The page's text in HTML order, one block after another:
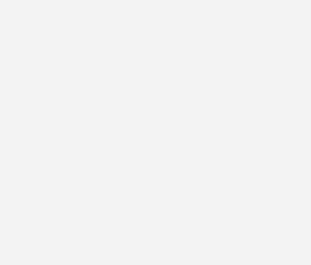
Schneideskizze
Sie Schneideskizzen für
deren Einsatz systematisch.
über Geometrie und
und automatisch auf verfügbare
werden. Dabei werden Einzel- und
ermittelt. Die Verwaltung
in den Projektstammdaten. Mit
eine nachvollziehbare Lösung für
von Mattenbewehrung